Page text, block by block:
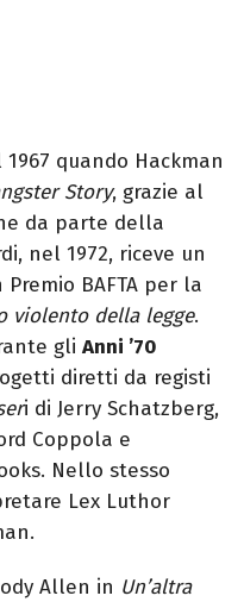
quando Hackman
Story, grazie al
da parte della
nel 1972, riceve un
BAFTA per la
violento della legge.
gli Anni ’70
diretti da registi
i di Jerry Schatzberg,
Coppola e
Nello stesso
Lex Luthor
Allen in Un’altra